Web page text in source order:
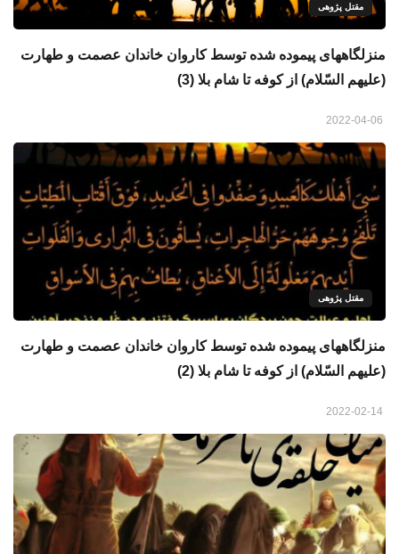
مقتل پژوهی
منزلگاههای پیموده شده توسط کاروان خاندان عصمت و طهارت
(علیهم السّلام) از کوفه تا شام بلا (3)
مقتل پژوهی
منزلگاههای پیموده شده توسط کاروان خاندان عصمت و طهارت
(علیهم السّلام) از کوفه تا شام بلا (2)